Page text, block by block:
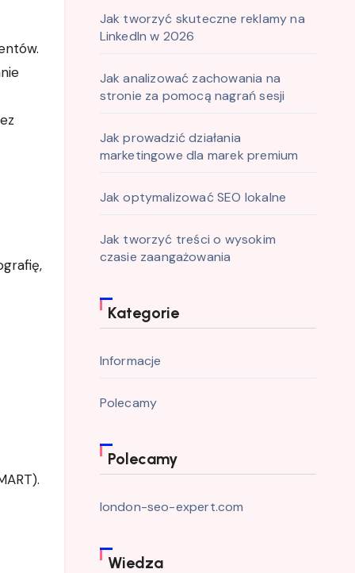
Jak tworzyć skuteczne reklamy na
LinkedIn w 2026
Jak analizować zachowania na
stronie za pomocą nagrań sesji
Jak prowadzić działania
marketingowe dla marek premium
Jak optymalizować SEO lokalne
Jak tworzyć treści o wysokim
czasie zaangażowania
Kategorie
Informacje
Polecamy
Polecamy
london-seo-expert.com
Wiedza